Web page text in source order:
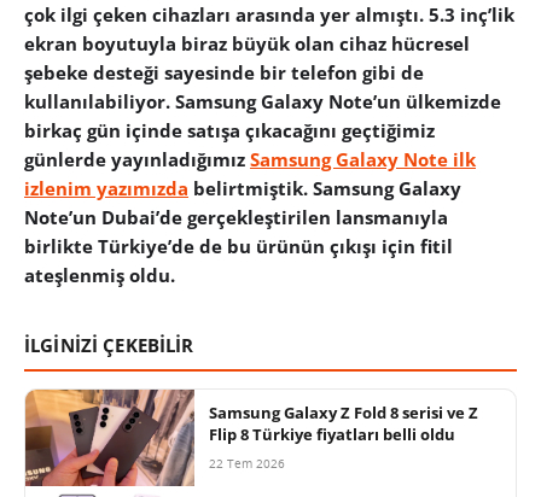
çok ilgi çeken cihazları arasında yer almıştı. 5.3 inç’lik
ekran boyutuyla biraz büyük olan cihaz hücresel
şebeke desteği sayesinde bir telefon gibi de
kullanılabiliyor. Samsung Galaxy Note’un ülkemizde
birkaç gün içinde satışa çıkacağını geçtiğimiz
günlerde yayınladığımız Samsung Galaxy Note ilk
izlenim yazımızda belirtmiştik. Samsung Galaxy
Note’un Dubai’de gerçekleştirilen lansmanıyla
birlikte Türkiye’de de bu ürünün çıkışı için fitil
ateşlenmiş oldu.
İLGİNİZİ ÇEKEBİLİR
Samsung Galaxy Z Fold 8 serisi ve Z
Flip 8 Türkiye fiyatları belli oldu
22 Tem 2026